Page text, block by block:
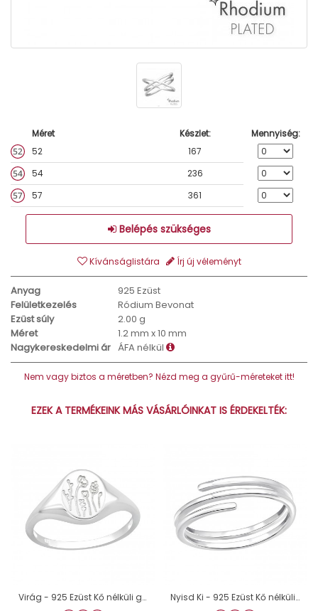
Méret Készlet:
Mennyiség:
52
167
54
236
57
361
Belépés szükséges
Kívánságlistára Írj új véleményt
Anyag
925 Ezüst
Felületkezelés
Ródium Bevonat
Ezüst súly
2.00 g
Méret
1.2 mm x 10 mm
Nagykereskedelmi ár ÁFA nélkül
Nem vagy biztos a méretben? Nézd meg a gyűrű-méreteket itt!
EZEK A TERMÉKEINK MÁS VÁSÁRLÓINKAT IS ÉRDEKELTÉK:
Virág - 925 Ezüst Kő nélküli gyűrűk A4S40604 Nyisd Ki - 925 Ezüst Kő nélküli gyűrűk A4S44941